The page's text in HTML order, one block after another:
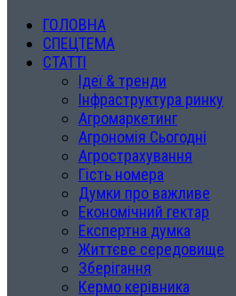
ГОЛОВНА
СПЕЦТЕМА
СТАТТІ
Ідеї & тренди
Інфраструктура ринку
Агромаркетинг
Агрономія Сьогодні
Агрострахування
Гість номера
Думки про важливе
Економічний гектар
Експертна думка
Життєве середовище
Зберігання
Кермо керівника